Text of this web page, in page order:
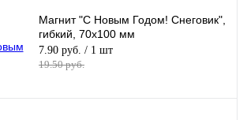
Магнит "С Новым Годом! Снеговик",
гибкий, 70х100 мм
7.90 руб. / 1 шт
19.50 руб.